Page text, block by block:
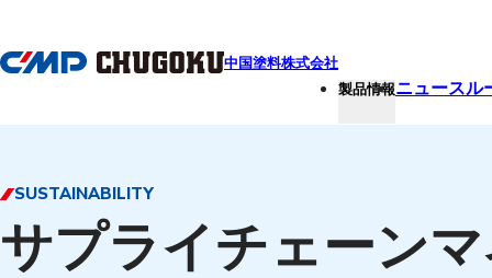
中国塗料株式会社
製品情報ニュースル
SUSTAINABILITY
サプライチェーン